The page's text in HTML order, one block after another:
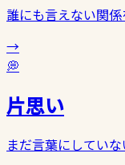
誰にも言えない関
→
💭
片思い
まだ言葉にしてい